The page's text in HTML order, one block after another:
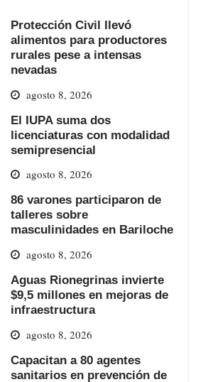
Protección Civil llevó
alimentos para productores
rurales pese a intensas
nevadas
agosto 8, 2026
El IUPA suma dos
licenciaturas con modalidad
semipresencial
agosto 8, 2026
86 varones participaron de
talleres sobre
masculinidades en Bariloche
agosto 8, 2026
Aguas Rionegrinas invierte
$9,5 millones en mejoras de
infraestructura
agosto 8, 2026
Capacitan a 80 agentes
sanitarios en prevención de